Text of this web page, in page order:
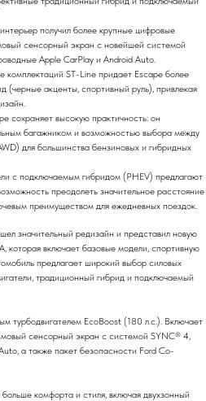
получил более крупные цифровые
сенсорный экран с новейшей системой
Apple CarPlay и Android Auto.
ST-Line придает Escape более
акценты, спортивный руль), привлекая
сохраняет высокую практичность: он
багажником и возможностью выбора между
для большинства бензиновых и гибридных
с подключаемым гибридом (PHEV) предлагают
преодолеть значительное расстояние
преимуществом для ежедневных поездок.
значительный редизайн и представил новую
которая включает базовые модели, спортивную
предлагает широкий выбор силовых
традиционный гибрид и подключаемый
турбодвигателем EcoBoost (180 л.с.). Включает
сенсорный экран с системой SYNC® 4,
а также пакет безопасности Ford Co-
комфорта и стиля, включая двухзонный